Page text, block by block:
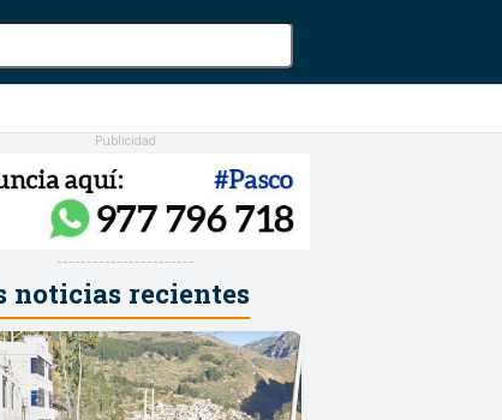
Publicidad
-----------------------
noticias recientes